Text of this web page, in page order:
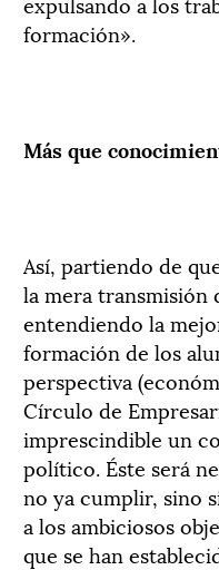
formación».
Más que
Así, partiendo de
la mera
entendiendo la
formación de los
perspectiva
Círculo de
imprescindible un
político. Éste será
no ya cumplir, sino
a los ambiciosos
que se han